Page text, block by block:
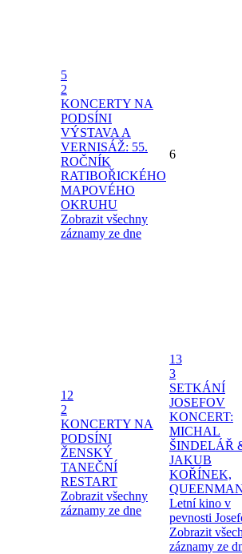
5
2
KONCERTY NA
PODSÍNI
VÝSTAVA A
VERNISÁŽ: 55.
ROČNÍK
RATIBOŘICKÉHO
MAPOVÉHO
OKRUHU
Zobrazit všechny
záznamy ze dne
6
12
2
KONCERTY NA
PODSÍNI
ŽENSKÝ
TANEČNÍ
RESTART
Zobrazit všechny
záznamy ze dne
13
3
SETKÁNÍ
JOSEFOV
KONCERT:
MICHAL
ŠINDELÁŘ
JAKUB
KOŘÍNEK,
Letní kino v
pevnosti
Zobrazit
záznamy ze